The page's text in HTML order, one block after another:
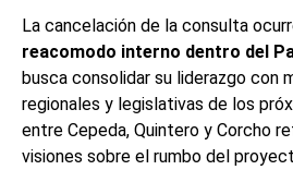
La cancelación de la consulta
reacomodo interno dentro del
busca consolidar su liderazgo con
regionales y legislativas de los
entre Cepeda, Quintero y Corcho
visiones sobre el rumbo del